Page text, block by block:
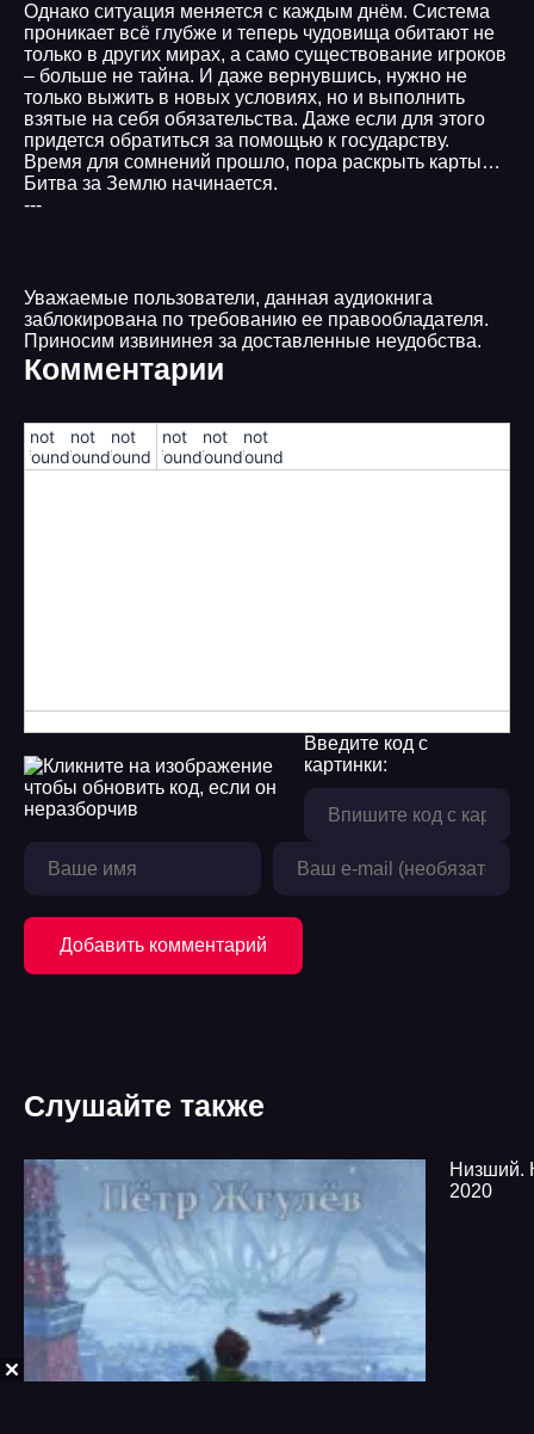
Однако ситуация меняется с каждым днём. Система
проникает всё глубже и теперь чудовища обитают не
только в других мирах, а само существование игроков
– больше не тайна. И даже вернувшись, нужно не
только выжить в новых условиях, но и выполнить
взятые на себя обязательства. Даже если для этого
придется обратиться за помощью к государству.
Время для сомнений прошло, пора раскрыть карты…
Битва за Землю начинается.
---
Уважаемые пользователи, данная аудиокнига
заблокирована по требованию ее правообладателя.
Приносим извининея за доставленные неудобства.
Комментарии
!not
found!
!not
found!
!not
found!
!not
found!
!not
found!
!not
found!
Введите код с
картинки:
Добавить комментарий
Слушайте также
Низший.
2020